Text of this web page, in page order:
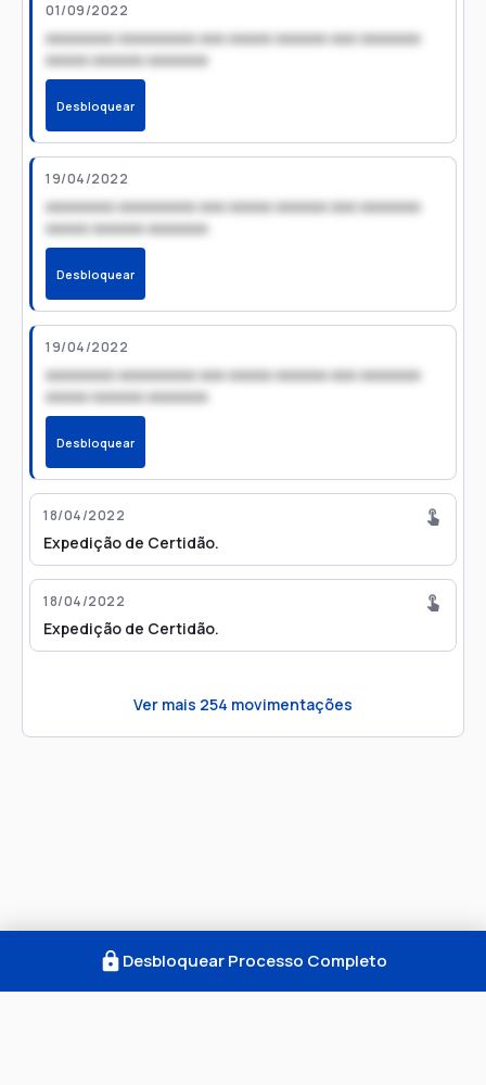
01/09/2022
xxxxxxxx xxxxxxxxx xxx xxxxx xxxxxx xxx xxxxxxx
xxxxx xxxxxx xxxxxxx
Desbloquear
19/04/2022
xxxxxxxx xxxxxxxxx xxx xxxxx xxxxxx xxx xxxxxxx
xxxxx xxxxxx xxxxxxx
Desbloquear
19/04/2022
xxxxxxxx xxxxxxxxx xxx xxxxx xxxxxx xxx xxxxxxx
xxxxx xxxxxx xxxxxxx
Desbloquear
18/04/2022
Expedição de Certidão.
18/04/2022
Expedição de Certidão.
Ver mais 254 movimentações
Desbloquear Processo Completo